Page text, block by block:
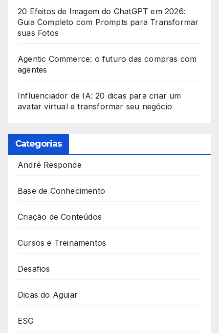
20 Efeitos de Imagem do ChatGPT em 2026:
Guia Completo com Prompts para Transformar
suas Fotos
Agentic Commerce: o futuro das compras com
agentes
Influenciador de IA: 20 dicas para criar um
avatar virtual e transformar seu negócio
Categorias
André Responde
Base de Conhecimento
Criação de Conteúdos
Cursos e Treinamentos
Desafios
Dicas do Aguiar
ESG